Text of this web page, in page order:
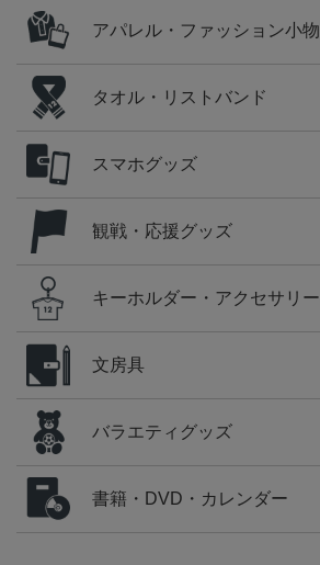
アパレル・ファッション小物
タオル・リストバンド
スマホグッズ
観戦・応援グッズ
キーホルダー・アクセサリー
文房具
バラエティグッズ
書籍・DVD・カレンダー